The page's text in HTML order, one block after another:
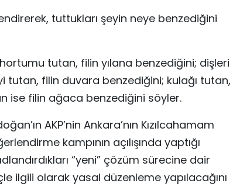
tuttukları şeyin neye benzediğini
tutan, filin yılana benzediğini; dişleri
tutan, filin duvara benzediğini; kulağı tutan,
ise filin ağaca benzediğini söyler.
AKP’nin Ankara’nın Kızılcahamam
kampının açılışında yaptığı
“yeni” çözüm sürecine dair
ilgili olarak yasal düzenleme yapılacağını